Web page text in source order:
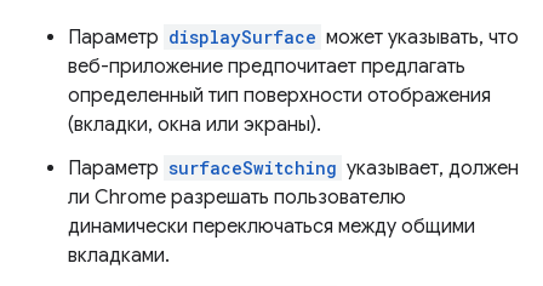
Параметр displaySurface может указывать, что
веб-приложение предпочитает предлагать
определенный тип поверхности отображения
(вкладки, окна или экраны).
Параметр surfaceSwitching указывает, должен
ли Chrome разрешать пользователю
динамически переключаться между общими
вкладками.